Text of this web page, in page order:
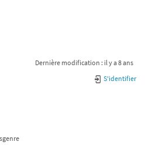
Dernière modification : il y a 8 ans
S'identifier